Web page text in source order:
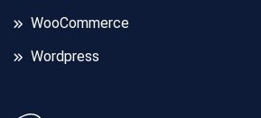
WooCommerce
Wordpress